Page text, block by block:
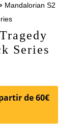
Mandalorian S2
Series
de 60€